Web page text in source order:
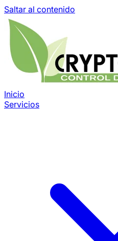
Saltar al contenido
Inicio
Servicios